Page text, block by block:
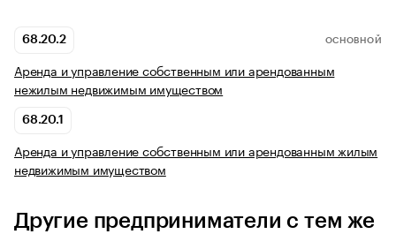
68.20.2 ОСНОВНОЙ
Аренда и управление собственным или арендованным
нежилым недвижимым имуществом
68.20.1
Аренда и управление собственным или арендованным жилым
недвижимым имуществом
Другие предприниматели с тем же